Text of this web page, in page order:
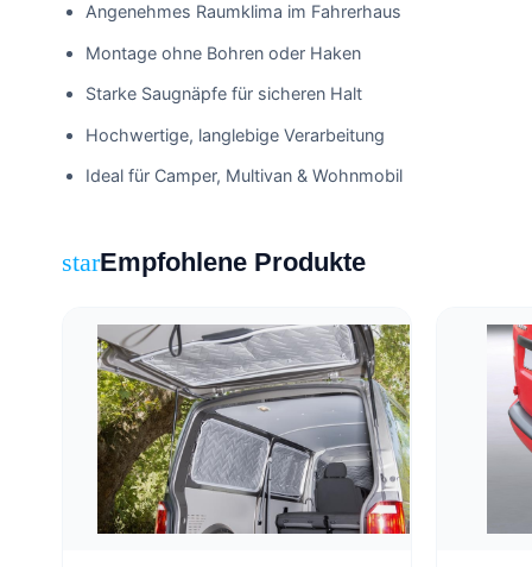
Angenehmes Raumklima im Fahrerhaus
Montage ohne Bohren oder Haken
Starke Saugnäpfe für sicheren Halt
Hochwertige, langlebige Verarbeitung
Ideal für Camper, Multivan & Wohnmobil
starEmpfohlene Produkte